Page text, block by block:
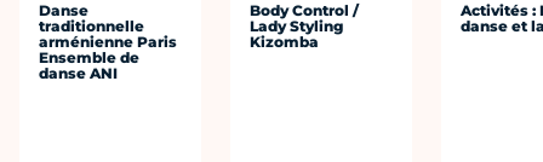
Danse
traditionnelle
arménienne Paris
Ensemble de
danse ANI
Body Control /
Lady Styling
Kizomba
Activités :
danse et